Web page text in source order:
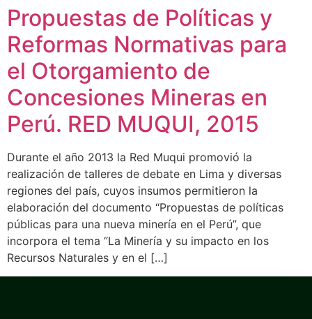
Propuestas de Políticas y
Reformas Normativas para
el Otorgamiento de
Concesiones Mineras en
Perú. RED MUQUI, 2015
Durante el año 2013 la Red Muqui promovió la
realización de talleres de debate en Lima y diversas
regiones del país, cuyos insumos permitieron la
elaboración del documento “Propuestas de políticas
públicas para una nueva minería en el Perú”, que
incorpora el tema “La Minería y su impacto en los
Recursos Naturales y en el […]